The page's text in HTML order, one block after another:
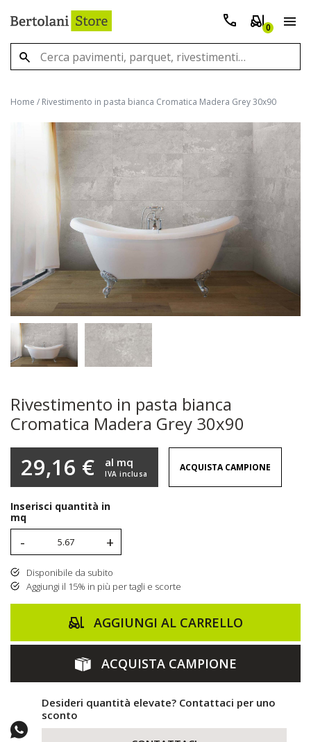
0
Home / Rivestimento in pasta bianca Cromatica Madera Grey 30x90
Rivestimento in pasta bianca
Cromatica Madera Grey 30x90
29,16 € IVA inclusa
al mq ACQUISTA CAMPIONE
Inserisci quantità in
mq
- +
Disponibile da subito
Aggiungi il 15% in più per tagli e scorte
AGGIUNGI AL CARRELLO
ACQUISTA CAMPIONE
Desideri quantità elevate? Contattaci per uno
sconto